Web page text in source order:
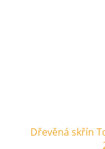
Dřevěná skřín